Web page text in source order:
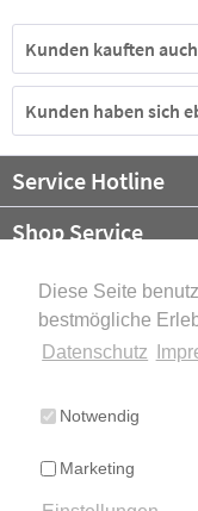
Diese Seite
bestmögliche
Datenschutz
Notwendig
Marketing
Kunden kauften auch
Kunden haben sich
Service Hotline
Shop Service
Informationen
Newsletter